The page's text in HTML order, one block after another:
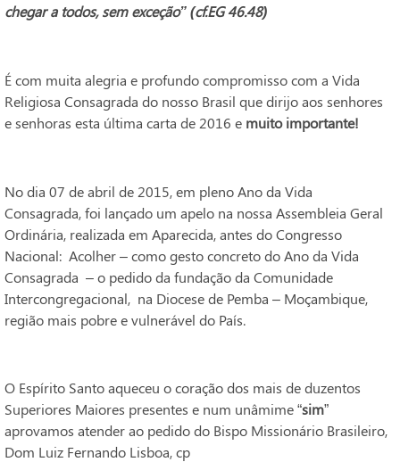
chegar a todos, sem exceção” (cf.EG 46.48)
É com muita alegria e profundo compromisso com a Vida
Religiosa Consagrada do nosso Brasil que dirijo aos senhores
e senhoras esta última carta de 2016 e muito importante!
No dia 07 de abril de 2015, em pleno Ano da Vida
Consagrada, foi lançado um apelo na nossa Assembleia Geral
Ordinária, realizada em Aparecida, antes do Congresso
Nacional: Acolher – como gesto concreto do Ano da Vida
Consagrada – o pedido da fundação da Comunidade
Intercongregacional, na Diocese de Pemba – Moçambique,
região mais pobre e vulnerável do País.
O Espírito Santo aqueceu o coração dos mais de duzentos
Superiores Maiores presentes e num unâmime “sim”
aprovamos atender ao pedido do Bispo Missionário Brasileiro,
Dom Luiz Fernando Lisboa, cp